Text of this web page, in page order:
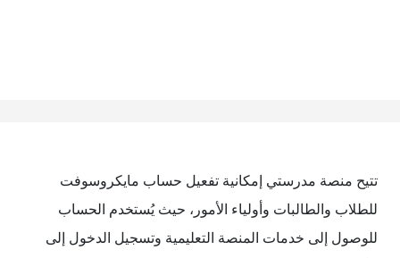
تتيح منصة مدرستي إمكانية تفعيل حساب مايكروسوفت
للطلاب والطالبات وأولياء الأمور، حيث يُستخدم الحساب
للوصول إلى خدمات المنصة التعليمية وتسجيل الدخول إلى